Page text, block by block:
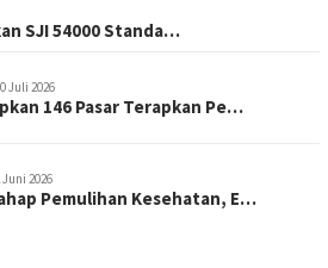
SJI 54000 Standa…
Juli 2026
146 Pasar Terapkan Pe…
Juni 2026
Pemulihan Kesehatan, E…